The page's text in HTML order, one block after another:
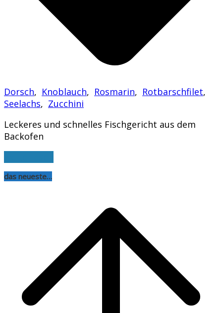
Dorsch, Knoblauch, Rosmarin, Rotbarschfilet,
Seelachs, Zucchini
Leckeres und schnelles Fischgericht aus dem
Backofen
das neueste…